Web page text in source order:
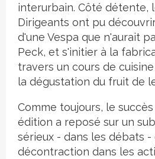
interurbain. Côté détente,
Dirigeants ont pu
d'une Vespa que n'aurait
Peck, et s'initier à la
travers un cours de
la dégustation du fruit de
Comme toujours, le
édition a reposé sur un
sérieux - dans les débats -
décontraction dans les